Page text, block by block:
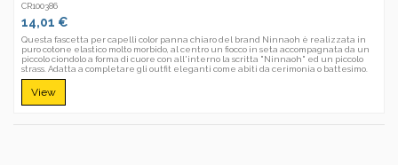
CR100386
14,01 €
Questa fascetta per capelli color panna chiaro del brand Ninnaoh è realizzata in
puro cotone elastico molto morbido, al centro un fiocco in seta accompagnata da un
piccolo ciondolo a forma di cuore con all'interno la scritta "Ninnaoh" ed un piccolo
strass. Adatta a completare gli outfit eleganti come abiti da cerimonia o battesimo.
View